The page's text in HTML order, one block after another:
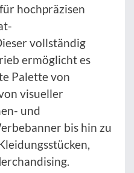
hochpräzisen
vollständig
ermöglicht es
Palette von
visueller
und
bis hin zu